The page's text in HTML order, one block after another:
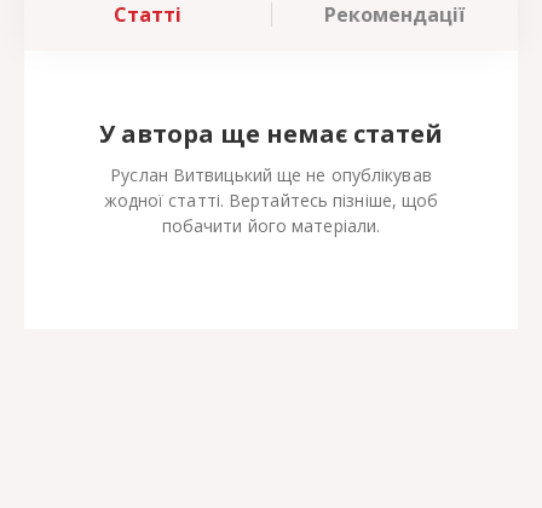
Статті Рекомендації
У автора ще немає статей
Руслан Витвицький ще не опублікував
жодної статті. Вертайтесь пізніше, щоб
побачити його матеріали.